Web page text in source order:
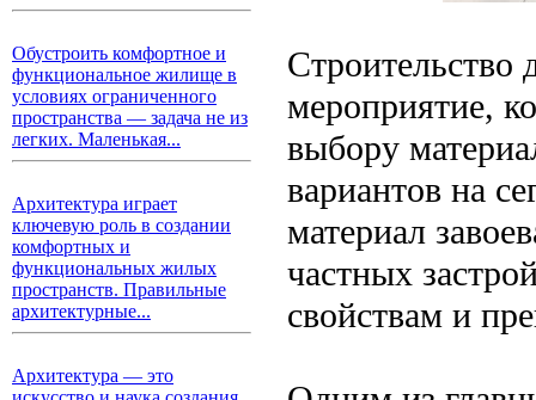
Обустроить комфортное и
функциональное жилище в
условиях ограниченного
пространства — задача не из
легких. Маленькая...
Архитектура играет
ключевую роль в создании
комфортных и
функциональных жилых
пространств. Правильные
архитектурные...
Архитектура — это
Строительство
мероприятие,
выбору
вариантов на
материал
частных
свойствам и